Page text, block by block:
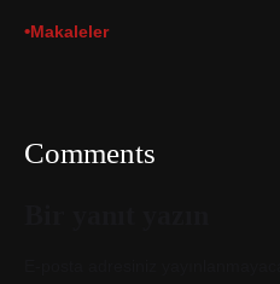
•Makaleler
Comments